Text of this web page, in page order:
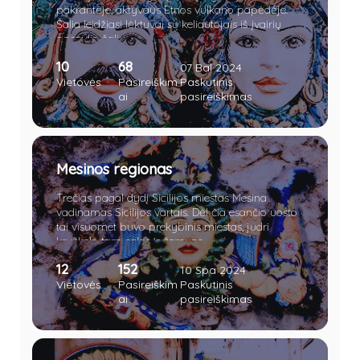
pakrantėje, aktyvaus Etnos vulkano papėdėje.
Šalia leidžiasi lėktuvai su keliautojais iš įvairių
pasaulio šalių.
10
Vietovės
68
Pasireiškim
ai
07 Bal 2024
Paskutinis
pasireiškimas
Mesinos regionas
Trečias pagal dydį Sicilijos miestas Mesina
vadinamas Sicilijos vartais. Dėl čia esančio uosto
tai visuomet buvo prekybinis miestas, judri
kryžkelė tarp salos ir žemyno.
12
Vietovės
152
Pasireiškim
ai
10 Spa 2024
Paskutinis
pasireiškimas